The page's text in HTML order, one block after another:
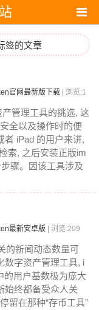
签的文章
官网最新版下载 | 浏览:1
管理工具的挑选, 这
全以及操作时的便
者 iPad 的用户来讲,
索, 之后安装正版im
骤。因该工具涉及
最新安卓版 | 浏览:209
的新闻动态数量可
数字资产管理工具, i
的用户基数极为庞大
始终都备受众人关
留在那种“存币工具”